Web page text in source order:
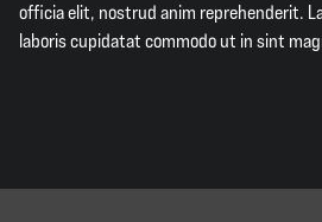
officia elit, nostrud anim reprehenderit.
laboris cupidatat commodo ut in sint